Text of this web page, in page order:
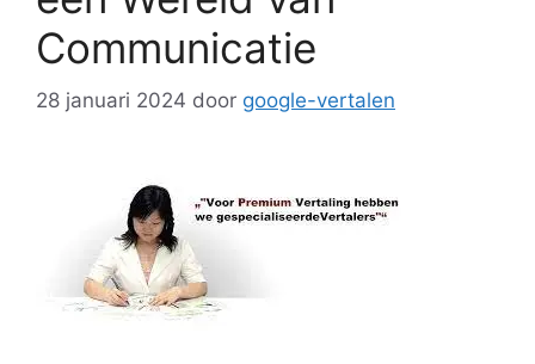
Communicatie
28 januari 2024 door google-vertalen